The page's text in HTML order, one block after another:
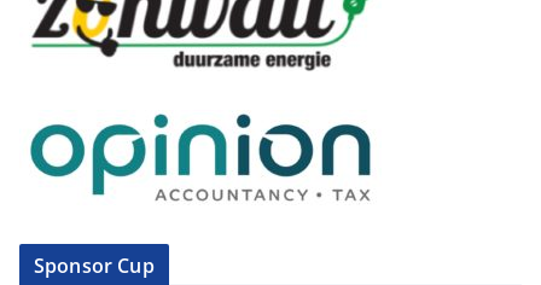
Sponsor Cup